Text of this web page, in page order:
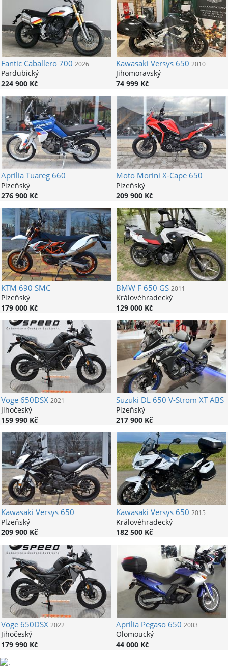
FanticCaballero 700 2026
Pardubický
224 900 Kč
Kawasaki Versys 650 2010
Jihomoravský
74 999 Kč
ApriliaTuareg 660
Plzeňský
276 900 Kč
Moto Morini X-Cape 650
Plzeňský
209 900 Kč
KTM 690 SMC
Plzeňský
179 000 Kč
BMWF 650 GS 2011
Královéhradecký
129 000 Kč
Voge650DSX 2021
Jihočeský
159 990 Kč
Suzuki DL 650 V-Strom XT ABS
Plzeňský
217 900 Kč
Kawasaki Versys 650
Plzeňský
209 900 Kč
Kawasaki Versys 650 2015
Královéhradecký
182 500 Kč
Voge650DSX 2022
Jihočeský
179 990 Kč
ApriliaPegaso 650 2003
Olomoucký
44 000 Kč